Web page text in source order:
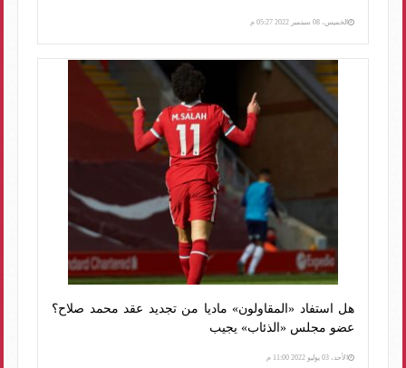
الخميس، 08 سبتمبر 2022 05:27 م
هل استفاد «المقاولون» ماديا من تجديد عقد محمد صلاح؟
عضو مجلس «الذئاب» يجيب
الأحد، 03 يوليو 2022 11:00 م